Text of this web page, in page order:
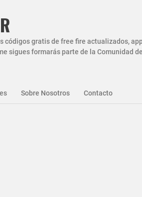
códigos gratis de free fire actualizados,
me sigues formarás parte de la
Sobre Nosotros Contacto